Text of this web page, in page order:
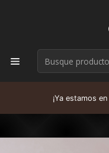
¡Ya estamos en